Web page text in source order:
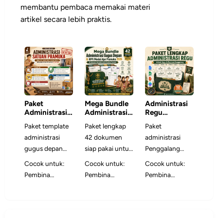
membantu pembaca memakai materi
artikel secara lebih praktis.
Paket
Administrasi
Pramuka
Paket template
administrasi
gugus depan
siap edit untuk
membuat
Cocok untuk:
Pembina
Mega Bundle
Administrasi
& RPP/Modul
Ajar Pramuka
2026
Paket lengkap
42 dokumen
siap pakai untuk
Pembina
Pramuka —
Cocok untuk:
Pembina
Administrasi
Regu
Paket
administrasi
Penggalang
berisi 17
dokumen siap
Cocok untuk:
Pembina